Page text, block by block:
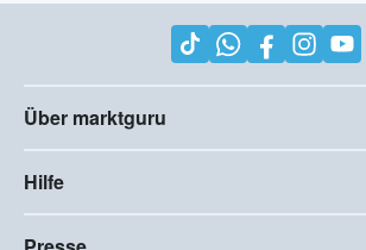
Über marktguru
Hilfe